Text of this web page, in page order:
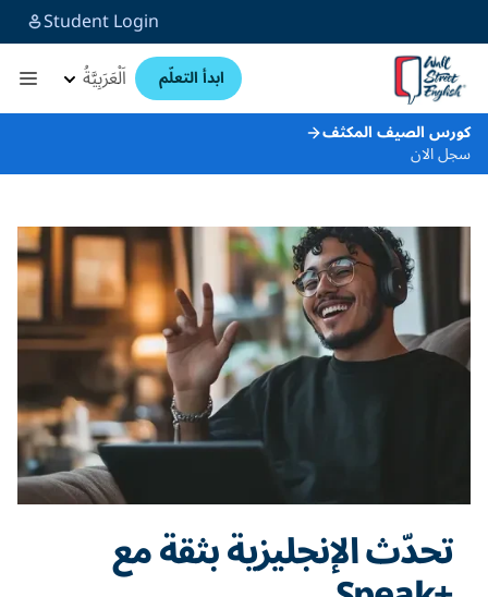
Student Login
ابدأ التعلّم اَلْعَرَبِيَّةُ
كورس الصيف المكثف
سجل الان
تحدّث الإنجليزية بثقة مع